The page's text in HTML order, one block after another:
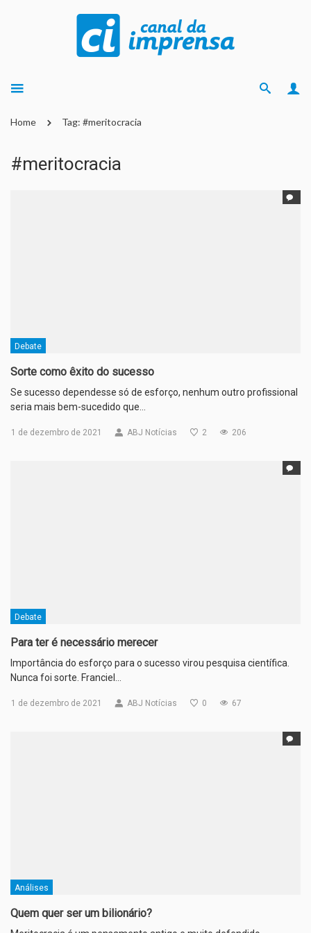
Home Tag: #meritocracia
#meritocracia
Debate
Sorte como êxito do sucesso
Se sucesso dependesse só de esforço, nenhum outro profissional
seria mais bem-sucedido que…
1 de dezembro de 2021 ABJ Notícias 2 206
Debate
Para ter é necessário merecer
Importância do esforço para o sucesso virou pesquisa científica.
Nunca foi sorte. Franciel…
1 de dezembro de 2021 ABJ Notícias 0 67
Análises
Quem quer ser um bilionário?